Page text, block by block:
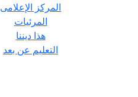
المركز الإعلامى
المرئيات
هذا ديننا
التعليم عن بعد